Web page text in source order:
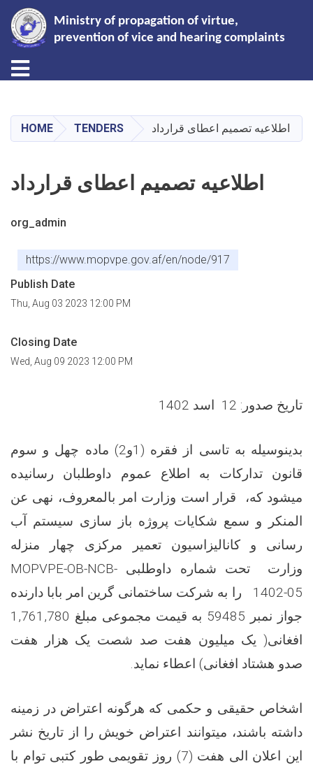
main
content
Ministry of propagation of virtue,
prevention of vice and hearing complaints
Toggle navigation
HOME TENDERS اطلاعیه تصمیم اعطای قرارداد
اطلاعیه تصمیم اعطای قرارداد
org_admin
https://www.mopvpe.gov.af/en/node/917
Publish Date
Thu, Aug 03 2023 12:00 PM
Closing Date
Wed, Aug 09 2023 12:00 PM
تاریخ صدور: 12 اسد 1402
بدینوسیله به تاسی از فقره (1و2) ماده چهل و سوم
قانون تدارکات به اطلاع عموم داوطلبان رسانیده
میشود که، قرار است وزارت امر بالمعروف، نهی عن
المنکر و سمع شکایات پروژه باز سازی سیستم آب
رسانی و کانالیزاسیون تعمیر مرکزی چهار منزله
وزارت تحت شماره داوطلبی MOPVPE-OB-NCB-
1402-05 را به شرکت ساختمانی گرین امر بابا دارنده
جواز نمبر 59485 به قیمت مجموعی مبلغ 1,761,780
افغانی( یک میلیون هفت صد شصت یک هزار هفت
صدو هشتاد افغانی) اعطاء نماید.
اشخاص حقیقی و حکمی که هرگونه اعتراض در زمینه
داشته باشند، میتوانند اعتراض خویش را از تاریخ نشر
این اعلان الی هفت (7) روز تقویمی طور کتبی توام با